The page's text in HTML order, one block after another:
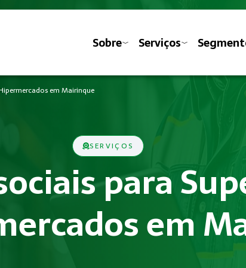
Sobre Serviços
em Mairinque
SERVIÇOS
para
em